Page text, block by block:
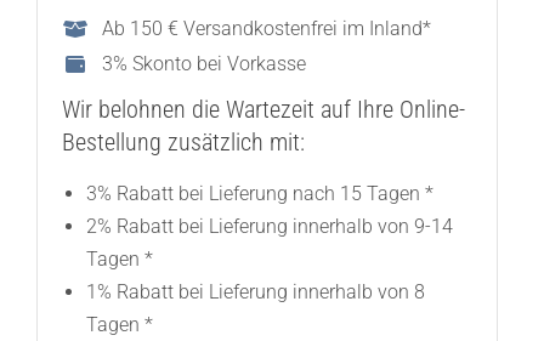
Ab 150 € Versandkostenfrei im Inland*
3% Skonto bei Vorkasse
Wir belohnen die Wartezeit auf Ihre Online-
Bestellung zusätzlich mit:
3% Rabatt bei Lieferung nach 15 Tagen *
2% Rabatt bei Lieferung innerhalb von 9-14
Tagen *
1% Rabatt bei Lieferung innerhalb von 8
Tagen *